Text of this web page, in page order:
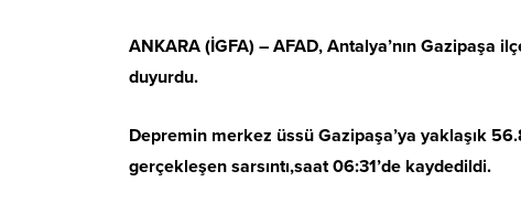
ANKARA (İGFA) – AFAD, Antalya’nın Gazipaşa
duyurdu.
Depremin merkez üssü Gazipaşa’ya yaklaşık
gerçekleşen sarsıntı,saat 06:31’de kaydedildi.